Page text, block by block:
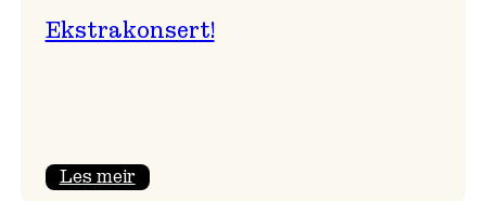
Ekstrakonsert!
Les meir: